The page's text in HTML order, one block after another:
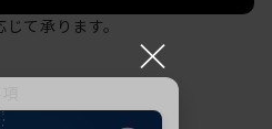
て承ります。
×